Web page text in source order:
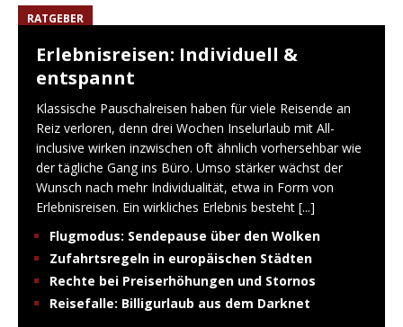
RATGEBER
Erlebnisreisen: Individuell &
entspannt
Klassische Pauschalreisen haben für viele Reisende an
Reiz verloren, denn drei Wochen Inselurlaub mit All-
inclusive wirken inzwischen oft ähnlich vorhersehbar wie
der tägliche Gang ins Büro. Umso stärker wächst der
Wunsch nach mehr Individualität, etwa in Form von
Erlebnisreisen. Ein wirkliches Erlebnis besteht [...]
Flugmodus: Sendepause über den Wolken
Zufahrtsregeln in europäischen Städten
Rechte bei Preiserhöhungen und Stornos
Reisefalle: Billigurlaub aus dem Darknet